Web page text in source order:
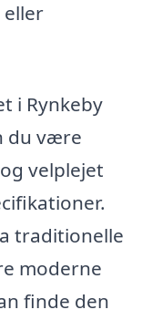
eller
i Rynkeby
du være
velplejet
traditionelle
moderne
finde den